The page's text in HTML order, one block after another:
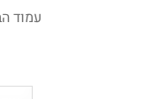
עמוד